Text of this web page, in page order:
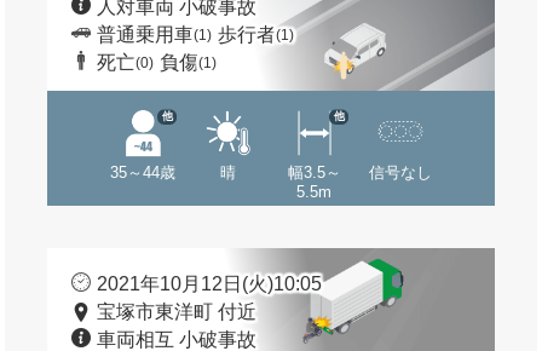
人対車両 小破事故
普通乗用車(1) 歩行者(1)
死亡(0) 負傷(1)
35～44歳
他
晴
幅3.5～
5.5m
他
信号なし
2021年10月12日(火)10:05
宝塚市東洋町 付近
車両相互 小破事故